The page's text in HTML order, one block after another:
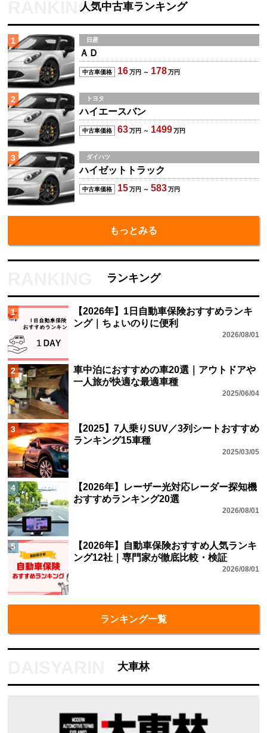
人気中古車ランキング
1 日産
ＡＤ
中古車価格 16万円 ～ 178万円
2 トヨタ
ハイエースバン
中古車価格 63万円 ～ 1499万円
3 ダイハツ
ハイゼットトラック
中古車価格 15万円 ～ 583万円
もっとみる
ランキング
1
【2026年】1日自動車保険おすすめランキ
ング｜ちょいのりに便利
2026/08/01
2
車中泊におすすめの車20選｜アウトドアや
一人旅が快適な最適車種
2025/06/04
3
【2025】7人乗りSUV／3列シートおすすめ
ランキング15車種
2025/03/05
4
【2026年】レーザー光対応レーダー探知機
おすすめランキング20選
2026/08/01
5
【2026年】自動車保険おすすめ人気ランキ
ング12社｜専門家が徹底比較・検証
2026/08/01
ランキング一覧
大車林